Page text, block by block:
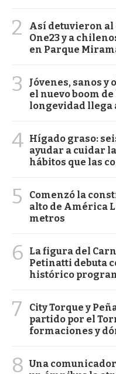
2
Así detuvieron al
One23 y a
en Parque
3
Jóvenes, sanos y
el nuevo boom
longevidad llega
4 Hígado graso:
ayudar a cuidar
hábitos que las
5
Comenzó la
alto de América
metros
6
La figura del
Petinatti debuta
histórico
7
City Torque y
partido por el
formaciones y
8 Una